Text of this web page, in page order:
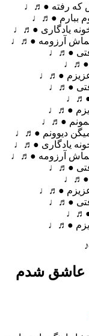
که رفته ●♬♩
ببارم ●♬♩
یادگاری ●♬♩
آرزومه ●♬♩
●♬♩
●♬♩
عزیزم ●♬♩
●♬♩
●♬♩
●♬♩
بمونم ●♬♩
میگن دیوونم ●♬♩
یادگاری ●♬♩
آرزومه ●♬♩
●♬♩
●♬♩
عزیزم ●♬♩
●♬♩
●♬♩
●♬♩
عاشق شدم